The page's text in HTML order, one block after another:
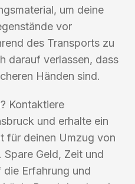
um deine
vor
des Transports zu
darauf verlassen, dass
Händen sind.
Kontaktiere
und erhalte ein
für deinen Umzug von
Geld, Zeit und
Erfahrung und